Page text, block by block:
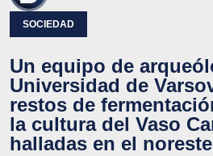
SOCIEDAD
Un equipo de
Universidad de
restos de
la cultura del Vaso
halladas en el